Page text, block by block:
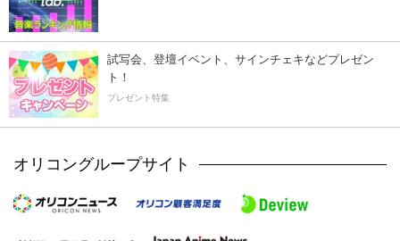
試写会、登壇イベント、サインチェキなどプレゼン
ト！
プレゼント特集
オリコングループサイト